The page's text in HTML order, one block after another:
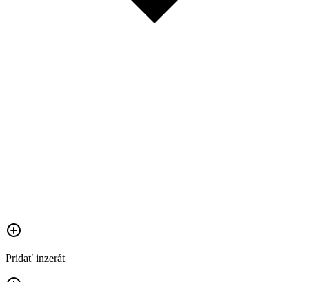
Pridať inzerát